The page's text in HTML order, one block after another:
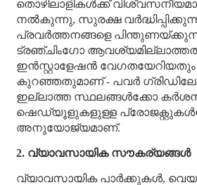
തൊഴിലാളികൾക്ക്
നൽകുന്നു, സുരക്ഷ
പ്രവർത്തനങ്ങളെ
ട്രഞ്ചിംഗോ
ഇൻസ്റ്റാളേഷൻ
കുറഞ്ഞതുമാണ് - പവർ
ഇല്ലാത്ത സ്ഥലങ്ങൾക്കോ
ഷെഡ്യൂളുകളുള്ള
അനുയോജ്യമാണ്.
2. വ്യാവസായിക സൗകര്യങ്ങൾ
വ്യാവസായിക പാർക്കുകൾ,